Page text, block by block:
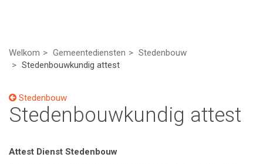
Welkom Gemeentediensten
Stedenbouw
Stedenbouwkundig attest
Stedenbouw
Stedenbouwkundig attest
Attest Dienst Stedenbouw